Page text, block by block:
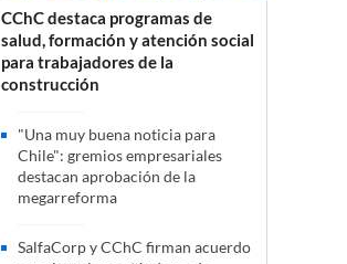
CChC destaca programas de
salud, formación y atención social
para trabajadores de la
construcción
"Una muy buena noticia para
Chile": gremios empresariales
destacan aprobación de la
megarreforma
SalfaCorp y CChC firman acuerdo